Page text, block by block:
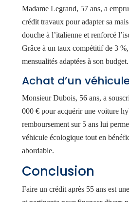
Madame Legrand, 57 ans, a
crédit travaux pour adapter sa
douche à l’italienne et renforcé
Grâce à un taux compétitif de 3
mensualités adaptées à son budget.
Achat d’un
Monsieur Dubois, 56 ans, a
000 € pour acquérir une voiture
remboursement sur 5 ans lui
véhicule écologique tout en
abordable.
Conclusion
Faire un crédit après 55 ans est